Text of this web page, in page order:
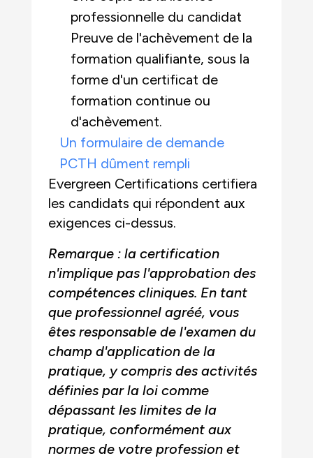
professionnelle du candidat
Preuve de l'achèvement de la
formation qualifiante, sous la
forme d'un certificat de
formation continue ou
d'achèvement.
Un formulaire de demande
PCTH dûment rempli
Evergreen Certifications certifiera
les candidats qui répondent aux
exigences ci-dessus.
Remarque : la certification
n'implique pas l'approbation des
compétences cliniques. En tant
que professionnel agréé, vous
êtes responsable de l'examen du
champ d'application de la
pratique, y compris des activités
définies par la loi comme
dépassant les limites de la
pratique, conformément aux
normes de votre profession et